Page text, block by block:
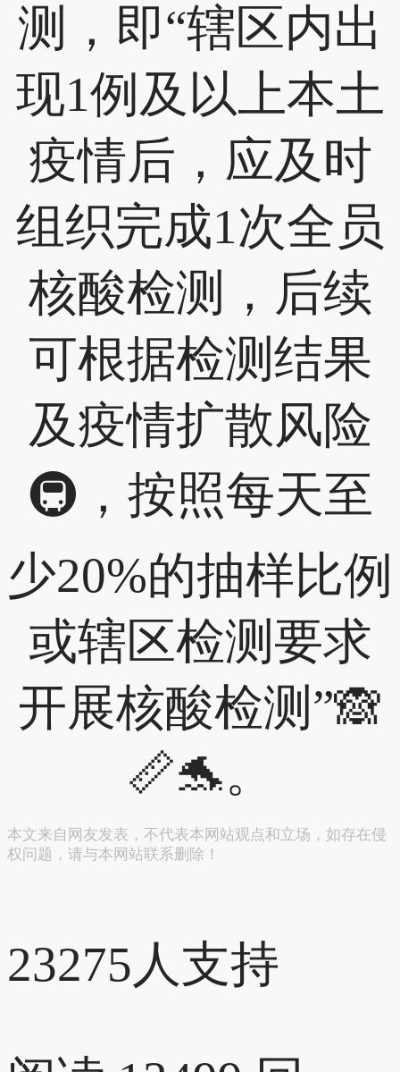
测，即“辖区内出
现1例及以上本土
疫情后，应及时
组织完成1次全员
核酸检测，后续
可根据检测结果
及疫情扩散风险
🚇，按照每天至
少20%的抽样比例
或辖区检测要求
开展核酸检测”🙈
📏🐬。
本文来自网友发表，不代表本网站观点和立场，如存在侵
权问题，请与本网站联系删除！
23275人支持